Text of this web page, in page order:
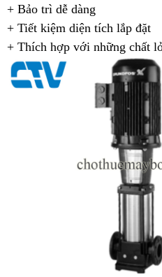
+ Bảo trì dễ dàng
+ Tiết kiệm diện tích lắp đặt
+ Thích hợp với những chất